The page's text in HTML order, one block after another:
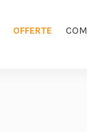
OFFERTE